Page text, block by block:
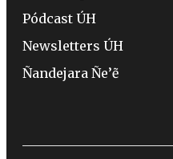
Pódcast ÚH
Newsletters ÚH
Ñandejara Ñe’ẽ